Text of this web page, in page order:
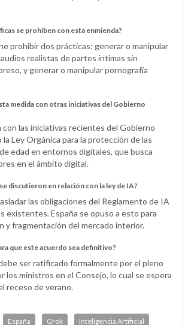
se prohíben con esta enmienda?
prohibir dos prácticas: generar o manipular
realistas de partes íntimas sin
y generar o manipular pornografía
medida con otras iniciativas del Gobierno
con las iniciativas recientes del Gobierno
Ley Orgánica para la protección de las
edad en entornos digitales, que busca
en el ámbito digital.
discutieron en relación con la ley de IA?
las obligaciones del Reglamento de IA
existentes. España se opuso a esto para
y fragmentación del mercado interior.
que este acuerdo sea definitivo?
ser ratificado formalmente por el pleno
los ministros en el Consejo, lo cual se espera
receso de verano.
España Grok Inteligencia Artificial